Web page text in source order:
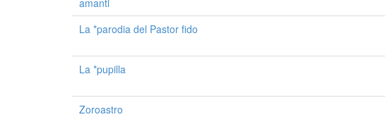
amanti
La *parodia del Pastor fido
La *pupilla
Zoroastro